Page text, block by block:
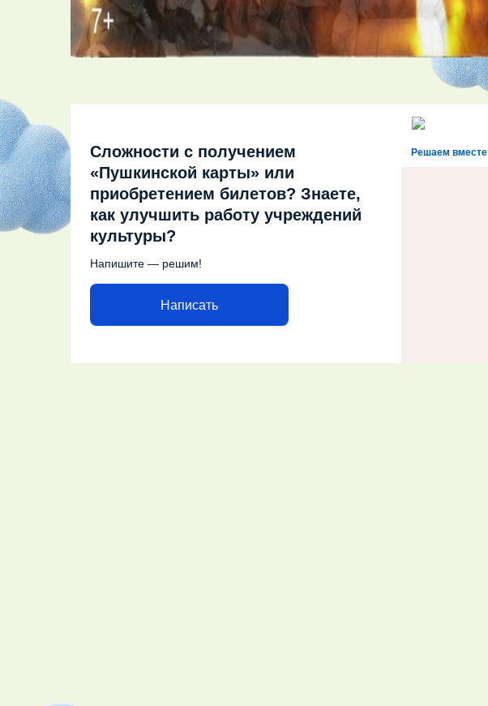
Решаем вместе
Сложности с получением
«Пушкинской карты» или
приобретением билетов? Знаете,
как улучшить работу учреждений
культуры?
Напишите — решим!
Написать